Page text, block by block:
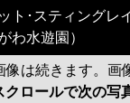
ト･スティングレ
わ水遊園）
像は続きます。画
クロールで次の写